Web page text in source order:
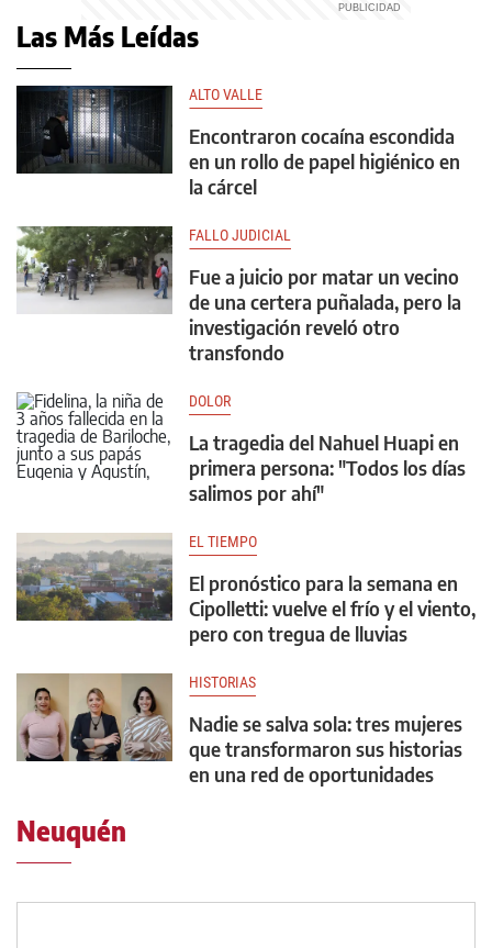
Las Más Leídas
ALTO VALLE
Encontraron cocaína escondida
en un rollo de papel higiénico en
la cárcel
FALLO JUDICIAL
Fue a juicio por matar un vecino
de una certera puñalada, pero la
investigación reveló otro
transfondo
DOLOR
La tragedia del Nahuel Huapi en
primera persona: "Todos los días
salimos por ahí"
EL TIEMPO
El pronóstico para la semana en
Cipolletti: vuelve el frío y el viento,
pero con tregua de lluvias
HISTORIAS
Nadie se salva sola: tres mujeres
que transformaron sus historias
en una red de oportunidades
Neuquén